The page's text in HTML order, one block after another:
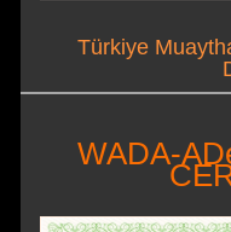
Türkiye
WADA-